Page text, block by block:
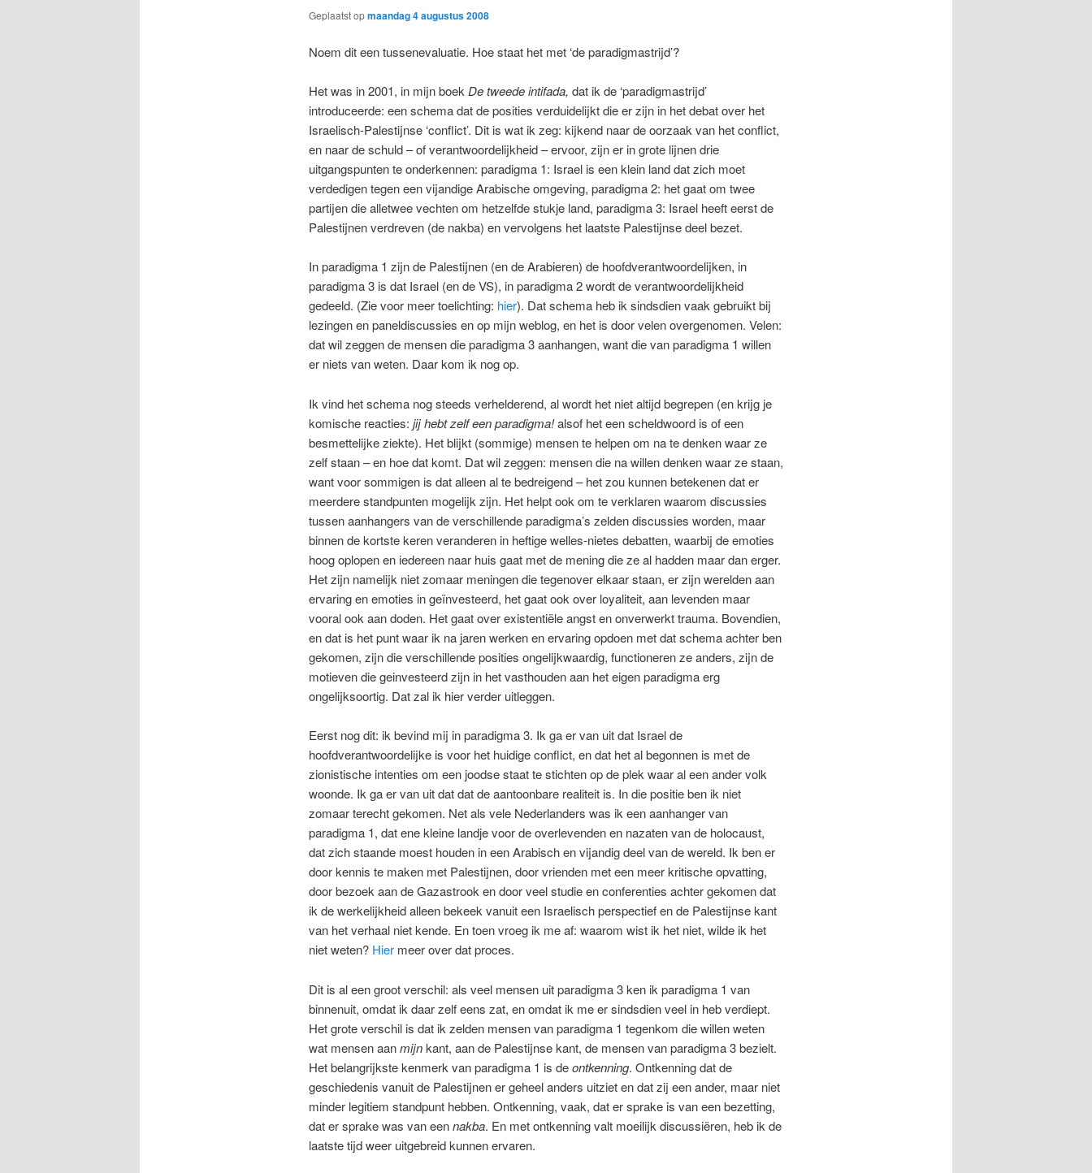
Geplaatst opmaandag 4 augustus 2008
Noem dit een tussenevaluatie. Hoe staat het met ‘de paradigmastrijd’?
Het was in 2001, in mijn boekDe tweede intifada, dat ik de ‘paradigmastrijd’
introduceerde: een schema dat de posities verduidelijkt die er zijn in het debat over het
Israelisch-Palestijnse ‘conflict’. Dit is wat ik zeg: kijkend naar de oorzaak van het conflict,
en naar de schuld – of verantwoordelijkheid – ervoor, zijn er in grote lijnen drie
uitgangspunten te onderkennen: paradigma 1: Israel is een klein land dat zich moet
verdedigen tegen een vijandige Arabische omgeving, paradigma 2: het gaat om twee
partijen die alletwee vechten om hetzelfde stukje land, paradigma 3: Israel heeft eerst de
Palestijnen verdreven (de nakba) en vervolgens het laatste Palestijnse deel bezet.
In paradigma 1 zijn de Palestijnen (en de Arabieren) de hoofdverantwoordelijken, in
paradigma 3 is dat Israel (en de VS), in paradigma 2 wordt de verantwoordelijkheid
gedeeld. (Zie voor meer toelichting: hier). Dat schema heb ik sindsdien vaak gebruikt bij
lezingen en paneldiscussies en op mijn weblog, en het is door velen overgenomen. Velen:
dat wil zeggen de mensen die paradigma 3 aanhangen, want die van paradigma 1 willen
er niets van weten. Daar kom ik nog op.
Ik vind het schema nog steeds verhelderend, al wordt het niet altijd begrepen (en krijg je
komische reacties: jij hebt zelf een paradigma!alsof het een scheldwoord is of een
besmettelijke ziekte). Het blijkt (sommige) mensen te helpen om na te denken waar ze
zelf staan – en hoe dat komt. Dat wil zeggen: mensen die na willen denken waar ze staan,
want voor sommigen is dat alleen al te bedreigend – het zou kunnen betekenen dat er
meerdere standpunten mogelijk zijn. Het helpt ook om te verklaren waarom discussies
tussen aanhangers van de verschillende paradigma’s zelden discussies worden, maar
binnen de kortste keren veranderen in heftige welles-nietes debatten, waarbij de emoties
hoog oplopen en iedereen naar huis gaat met de mening die ze al hadden maar dan erger.
Het zijn namelijk niet zomaar meningen die tegenover elkaar staan, er zijn werelden aan
ervaring en emoties in geïnvesteerd, het gaat ook over loyaliteit, aan levenden maar
vooral ook aan doden. Het gaat over existentiële angst en onverwerkt trauma. Bovendien,
en dat is het punt waar ik na jaren werken en ervaring opdoen met dat schema achter ben
gekomen, zijn die verschillende posities ongelijkwaardig, functioneren ze anders, zijn de
motieven die geinvesteerd zijn in het vasthouden aan het eigen paradigma erg
ongelijksoortig. Dat zal ik hier verder uitleggen.
Eerst nog dit: ik bevind mij in paradigma 3. Ik ga er van uit dat Israel de
hoofdverantwoordelijke is voor het huidige conflict, en dat het al begonnen is met de
zionistische intenties om een joodse staat te stichten op de plek waar al een ander volk
woonde. Ik ga er van uit dat dat de aantoonbare realiteit is. In die positie ben ik niet
zomaar terecht gekomen. Net als vele Nederlanders was ik een aanhanger van
paradigma 1, dat ene kleine landje voor de overlevenden en nazaten van de holocaust,
dat zich staande moest houden in een Arabisch en vijandig deel van de wereld. Ik ben er
door kennis te maken met Palestijnen, door vrienden met een meer kritische opvatting,
door bezoek aan de Gazastrook en door veel studie en conferenties achter gekomen dat
ik de werkelijkheid alleen bekeek vanuit een Israelisch perspectief en de Palestijnse kant
van het verhaal niet kende. En toen vroeg ik me af: waarom wist ik het niet, wilde ik het
niet weten? Hiermeer over dat proces.
Dit is al een groot verschil: als veel mensen uit paradigma 3 ken ik paradigma 1 van
binnenuit, omdat ik daar zelf eens zat, en omdat ik me er sindsdien veel in heb verdiept.
Het grote verschil is dat ik zelden mensen van paradigma 1 tegenkom die willen weten
wat mensen aanmijnkant, aan de Palestijnse kant, de mensen van paradigma 3 bezielt.
Het belangrijkste kenmerk van paradigma 1 is deontkenning. Ontkenning dat de
geschiedenis vanuit de Palestijnen er geheel anders uitziet en dat zij een ander, maar niet
minder legitiem standpunt hebben. Ontkenning, vaak, dat er sprake is van een bezetting,
dat er sprake was van eennakba. En met ontkenning valt moeilijk discussiëren, heb ik de
laatste tijd weer uitgebreid kunnen ervaren.